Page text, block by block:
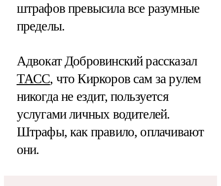
штрафов превысила все разумные
пределы.
Адвокат Добровинский рассказал
ТАСС, что Киркоров сам за рулем
никогда не ездит, пользуется
услугами личных водителей.
Штрафы, как правило, оплачивают
они.